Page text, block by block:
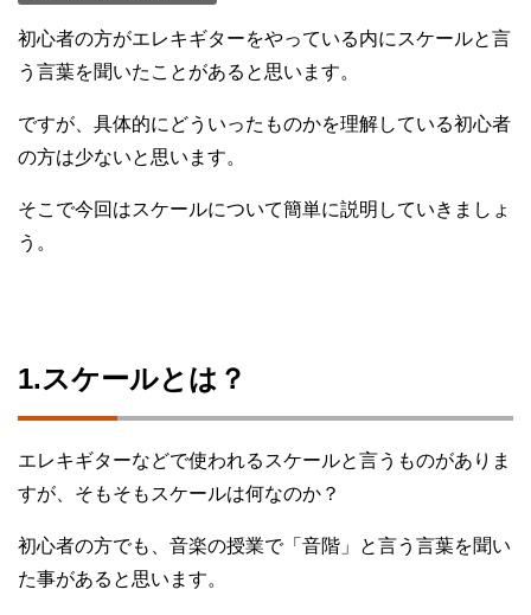
初心者の方がエレキギターをやっている内にスケールと言
う言葉を聞いたことがあると思います。
ですが、具体的にどういったものかを理解している初心者
の方は少ないと思います。
そこで今回はスケールについて簡単に説明していきましょ
う。
1.スケールとは？
エレキギターなどで使われるスケールと言うものがありま
すが、そもそもスケールは何なのか？
初心者の方でも、音楽の授業で「音階」と言う言葉を聞い
た事があると思います。